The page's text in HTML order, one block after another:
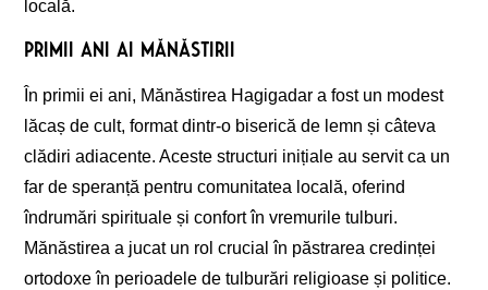
locală.
Primii ani ai mănăstirii
În primii ei ani, Mănăstirea Hagigadar a fost un modest
lăcaș de cult, format dintr-o biserică de lemn și câteva
clădiri adiacente. Aceste structuri inițiale au servit ca un
far de speranță pentru comunitatea locală, oferind
îndrumări spirituale și confort în vremurile tulburi.
Mănăstirea a jucat un rol crucial în păstrarea credinței
ortodoxe în perioadele de tulburări religioase și politice.